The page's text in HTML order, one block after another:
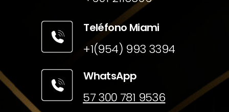
Teléfono Miami
+1(954) 993 3394
WhatsApp
57 300 781 9536